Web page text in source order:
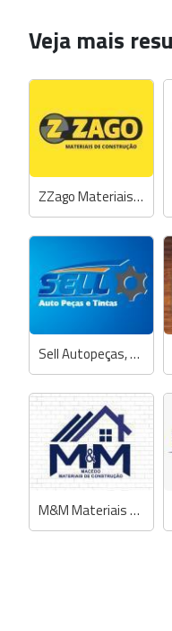
Veja mais
ZZago Materiais de Construção
Sell Autopeças, Mecânica e Tintas Automotivas
M&M Materiais de Construção